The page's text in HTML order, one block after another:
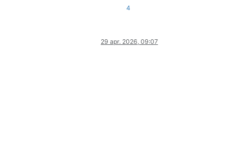
4
29 apr. 2026, 09:07